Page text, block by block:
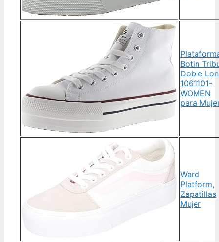
Botin
Doble
1061101-
WOMEN
para
Ward
Platform,
Zapatillas
Mujer